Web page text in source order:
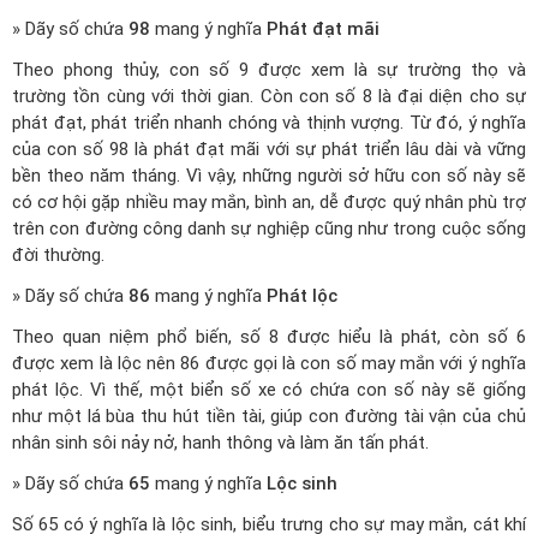
» Dãy số chứa 98 mang ý nghĩa Phát đạt mãi
Theo phong thủy, con số 9 được xem là sự trường thọ và
trường tồn cùng với thời gian. Còn con số 8 là đại diện cho sự
phát đạt, phát triển nhanh chóng và thịnh vượng. Từ đó, ý nghĩa
của con số 98 là phát đạt mãi với sự phát triển lâu dài và vững
bền theo năm tháng. Vì vậy, những người sở hữu con số này sẽ
có cơ hội gặp nhiều may mắn, bình an, dễ được quý nhân phù trợ
trên con đường công danh sự nghiệp cũng như trong cuộc sống
đời thường.
» Dãy số chứa 86 mang ý nghĩa Phát lộc
Theo quan niệm phổ biến, số 8 được hiểu là phát, còn số 6
được xem là lộc nên 86 được gọi là con số may mắn với ý nghĩa
phát lộc. Vì thế, một biển số xe có chứa con số này sẽ giống
như một lá bùa thu hút tiền tài, giúp con đường tài vận của chủ
nhân sinh sôi nảy nở, hanh thông và làm ăn tấn phát.
» Dãy số chứa 65 mang ý nghĩa Lộc sinh
Số 65 có ý nghĩa là lộc sinh, biểu trưng cho sự may mắn, cát khí